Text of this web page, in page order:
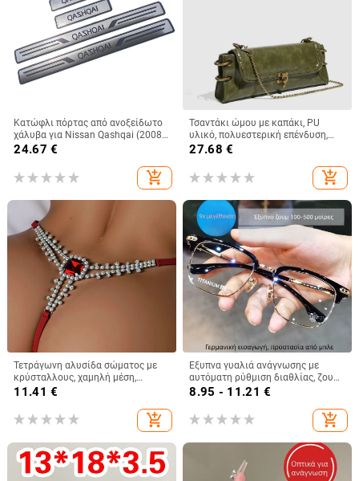
Κατώφλι πόρτας από ανοξείδωτο
χάλυβα για Nissan Qashqai (2008-
2022) - προστασία από
προστατευτικό
24.67 €
add_shopping_cart
Τσαντάκι ώμου με καπάκι, PU
υλικό, πολυεστερική επένδυση,
οριζόντιο τετράγωνο σχήμα,
27.68 €
add_shopping_cart
Τετράγωνη αλυσίδα σώματος με
κρύσταλλους, χαμηλή μέση,
γυναικείο μπικίνι σώματος,
11.41 €
add_shopping_cart
Έξυπνα γυαλιά ανάγνωσης με
αυτόματη ρύθμιση διαθλίας, ζουμ
για απόσταση και κοντά, υψηλής
φως, πολυεστιακά για
ηλικιωμένους
8.95 - 11.21 €
add_shopping_cart